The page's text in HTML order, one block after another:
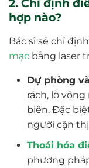
2. Chỉ định
hợp nào?
Bác sĩ sẽ chỉ
mạc bằng laser
Dự phòng
rách, lỗ
biên. Đặc
người cận
Thoái hóa
phương